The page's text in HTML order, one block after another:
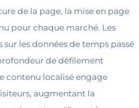
de la page, la mise en page
pour chaque marché. Les
sur les données de temps passé
de défilement
contenu localisé engage
augmentant la